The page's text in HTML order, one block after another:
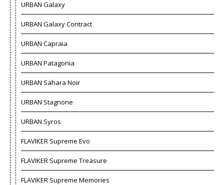
URBAN Galaxy
URBAN Galaxy Contract
URBAN Capraia
URBAN Patagonia
URBAN Sahara Noir
URBAN Stagnone
URBAN Syros
FLAVIKER Supreme Evo
FLAVIKER Supreme Treasure
FLAVIKER Supreme Memories